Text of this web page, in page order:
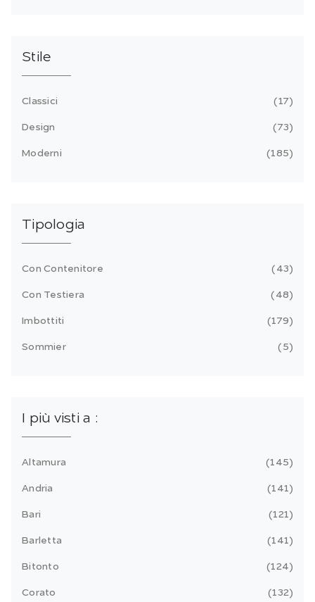
Stile
Classici 17
Design 73
Moderni 185
Tipologia
Con Contenitore 43
Con Testiera 48
Imbottiti 179
Sommier 5
I più visti a :
Altamura 145
Andria 141
Bari 121
Barletta 141
Bitonto 124
Corato 132